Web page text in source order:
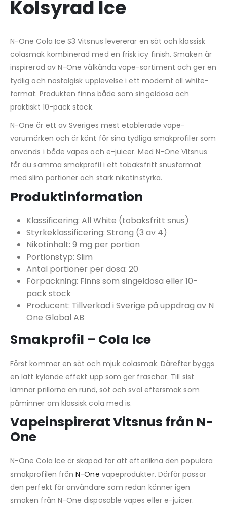
Kolsyrad Ice
N-One Cola Ice S3 Vitsnus levererar en söt och klassisk
colasmak kombinerad med en frisk icy finish. Smaken är
inspirerad av N-One välkända vape-sortiment och ger en
tydlig och nostalgisk upplevelse i ett modernt all white-
format. Produkten finns både som singeldosa och
praktiskt 10-pack stock.
N-One är ett av Sveriges mest etablerade vape-
varumärken och är känt för sina tydliga smakprofiler som
används i både vapes och e-juicer. Med N-One Vitsnus
får du samma smakprofil i ett tobaksfritt snusformat
med slim portioner och stark nikotinstyrka.
Produktinformation
Klassificering: All White (tobaksfritt snus)
Styrkeklassificering: Strong (3 av 4)
Nikotinhalt: 9 mg per portion
Portionstyp: Slim
Antal portioner per dosa: 20
Förpackning: Finns som singeldosa eller 10-
pack stock
Producent: Tillverkad i Sverige på uppdrag av N
One Global AB
Smakprofil – Cola Ice
Först kommer en söt och mjuk colasmak. Därefter byggs
en lätt kylande effekt upp som ger fräschör. Till sist
lämnar prillorna en rund, söt och sval eftersmak som
påminner om klassisk cola med is.
Vapeinspirerat Vitsnus från N-
One
N-One Cola Ice är skapad för att efterlikna den populära
smakprofilen frånN-One vapeprodukter. Därför passar
den perfekt för användare som redan känner igen
smaken från N-One disposable vapes eller e-juicer.